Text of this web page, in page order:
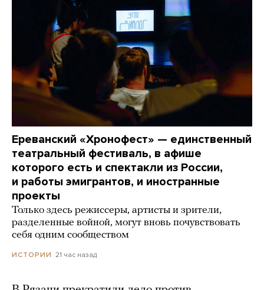
Ереванский «Хронофест» — единственный
театральный фестиваль, в афише
которого есть и спектакли из России,
и работы эмигрантов, и иностранные
проекты
Только здесь режиссеры, артисты и зрители,
разделенные войной, могут вновь почувствовать
себя одним сообществом
ИСТОРИИ 21 час назад